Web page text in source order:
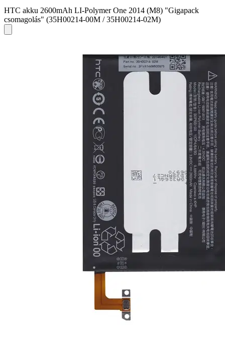
HTC akku 2600mAh LI-Polymer One 2014 (M8) "Gigapack
csomagolás" (35H00214-00M / 35H00214-02M)